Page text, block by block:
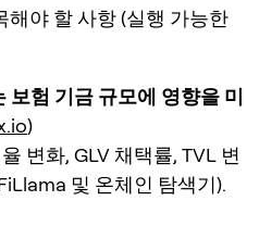
해야 할 사항 (실행 가능한
험 기금 규모에 영향을 미
)
변화, GLV 채택률, TVL 변
및 온체인 탐색기).